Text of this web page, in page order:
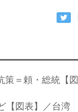
策＝頼・総統【図
【図表】／台湾